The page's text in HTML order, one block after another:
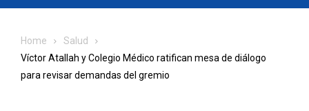
Home
Salud
Víctor Atallah y Colegio Médico ratifican mesa de diálogo
para revisar demandas del gremio